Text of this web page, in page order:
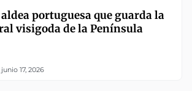
portuguesa que guarda la
visigoda de la Península
junio 17, 2026